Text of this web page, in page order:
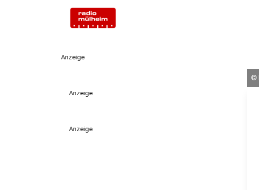
Anzeige
Anzeige
Anzeige
©